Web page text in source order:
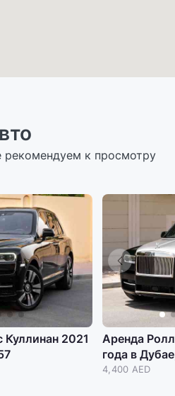
к просмотру
2021
Аренда
года в
4,400 AED